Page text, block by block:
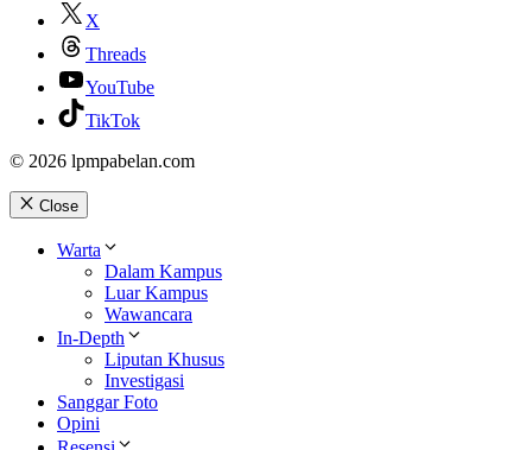
X
Threads
YouTube
TikTok
© 2026 lpmpabelan.com
Close
Warta
Dalam Kampus
Luar Kampus
Wawancara
In-Depth
Liputan Khusus
Investigasi
Sanggar Foto
Opini